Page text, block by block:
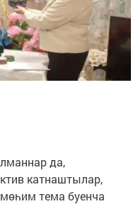
да,
катнаштылар,
тема буенча